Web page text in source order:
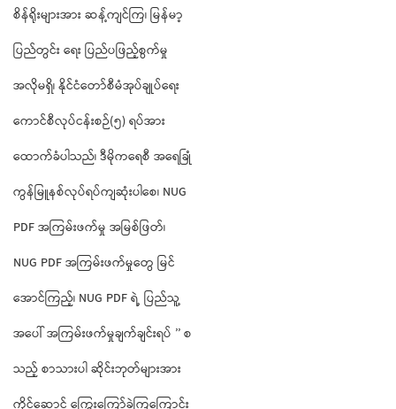
စိန်ရိုးများအား ဆန့်ကျင်ကြ၊ မြန်မာ့
ပြည်တွင်း ရေး ပြည်ပဖြည့်စွက်မှု
အလိုမရှိ၊ နိုင်ငံတော်စီမံအုပ်ချုပ်ရေး
ကောင်စီလုပ်ငန်းစဉ်(၅) ရပ်အား
ထောက်ခံပါသည်၊ ဒီမိုကရေစီ အရေခြုံ
ကွန်မြူနစ်လုပ်ရပ်ကျဆုံးပါစေ၊ NUG
PDF အကြမ်းဖက်မှု အမြစ်ဖြတ်၊
NUG PDF အကြမ်းဖက်မှုတွေ မြင်
အောင်ကြည့်၊ NUG PDF ရဲ့ ပြည်သူ့
အပေါ် အကြမ်းဖက်မှုချက်ချင်းရပ် ’’ စ
သည့် စာသားပါ ဆိုင်းဘုတ်များအား
ကိုင်ဆောင် ကြွေးကြော်ခဲ့ကြကြောင်း